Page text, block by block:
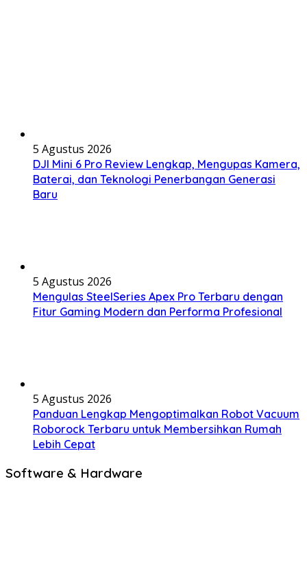
5 Agustus 2026
DJI Mini 6 Pro Review Lengkap, Mengupas Kamera,
Baterai, dan Teknologi Penerbangan Generasi
Baru
5 Agustus 2026
Mengulas SteelSeries Apex Pro Terbaru dengan
Fitur Gaming Modern dan Performa Profesional
5 Agustus 2026
Panduan Lengkap Mengoptimalkan Robot Vacuum
Roborock Terbaru untuk Membersihkan Rumah
Lebih Cepat
Software & Hardware